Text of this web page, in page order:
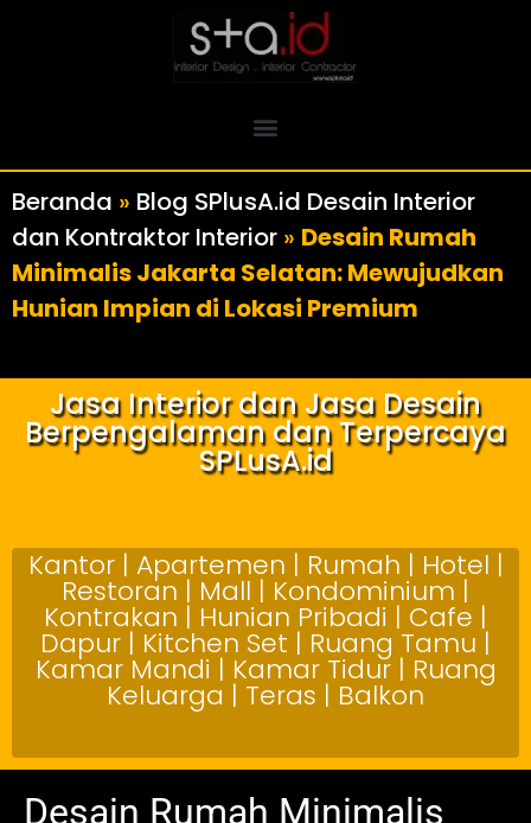
Beranda » Blog SPlusA.id Desain Interior
dan Kontraktor Interior » Desain Rumah
Minimalis Jakarta Selatan: Mewujudkan
Hunian Impian di Lokasi Premium
Jasa Interior dan Jasa Desain
Berpengalaman dan Terpercaya
SPLusA.id
Kantor | Apartemen | Rumah | Hotel |
Restoran | Mall | Kondominium |
Kontrakan | Hunian Pribadi | Cafe |
Dapur | Kitchen Set | Ruang Tamu |
Kamar Mandi | Kamar Tidur | Ruang
Keluarga | Teras | Balkon
Desain Rumah Minimalis